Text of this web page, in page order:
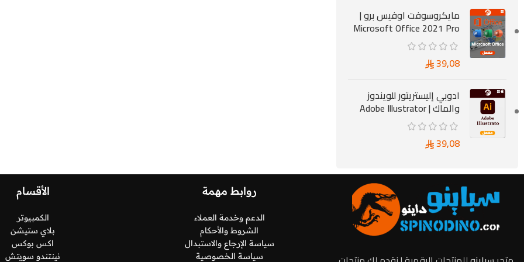
مايكروسوفت اوفيس برو |
Microsoft Office 2021 Pro
39,08
ادوبي إليستريتور للويندوز
والماك | Adobe Illustrator
39,08
روابط مهمة
الدعم وخدمة العملاء
الشروط والأحكام
سياسة الإرجاع والاستبدال
سياسة الخصوصية
الأقسام
الكمبيوتر
بلاي ستيشن
اكس بوكس
نينتندو سويتش